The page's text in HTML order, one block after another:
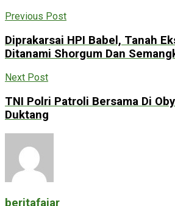
Previous Post
Diprakarsai HPI Babel, Tanah
Ditanami Shorgum Dan
Next Post
TNI Polri Patroli Bersama Di
Duktang
beritafajar